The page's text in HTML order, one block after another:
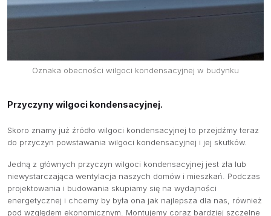
Oznaka obecności wilgoci kondensacyjnej w budynku
Przyczyny wilgoci kondensacyjnej.
Skoro znamy już źródło wilgoci kondensacyjnej to przejdźmy teraz
do przyczyn powstawania wilgoci kondensacyjnej i jej skutków.
Jedną z głównych przyczyn wilgoci kondensacyjnej jest zła lub
niewystarczająca wentylacja naszych domów i mieszkań. Podczas
projektowania i budowania skupiamy się na wydajności
energetycznej i chcemy by była ona jak najlepsza dla nas, również
pod względem ekonomicznym. Montujemy coraz bardziej szczelne